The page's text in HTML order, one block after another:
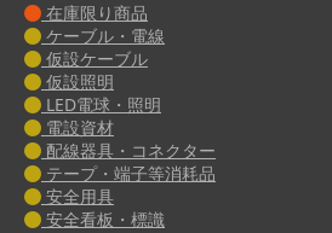
在庫限り商品
ケーブル・電線
仮設ケーブル
仮設照明
LED電球・照明
電設資材
配線器具・コネクター
テープ・端子等消耗品
安全用具
安全看板・標識